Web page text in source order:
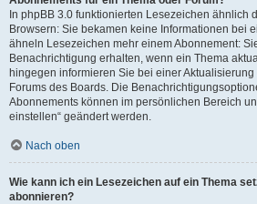
In phpBB 3.0 funktionierten Lesezeichen ähnlich
Browsern: Sie bekamen keine Informationen bei
ähneln Lesezeichen mehr einem Abonnement:
Benachrichtigung erhalten, wenn ein Thema
hingegen informieren Sie bei einer
Forums des Boards. Die
Abonnements können im persönlichen Bereich
einstellen“ geändert werden.
Nach oben
Wie kann ich ein Lesezeichen auf ein Thema
abonnieren?